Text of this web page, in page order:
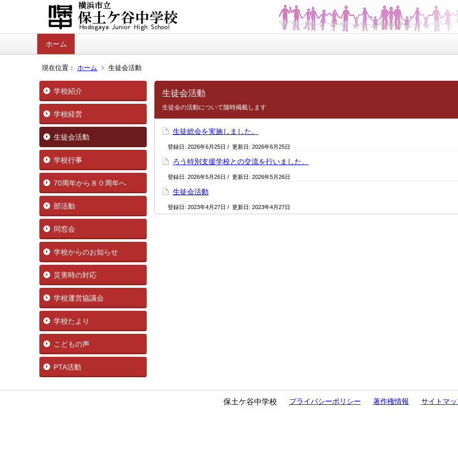
ホーム
現在位置： ホーム 生徒会活動
学校紹介
学校経営
生徒会活動
学校行事
70周年から８０周年へ
部活動
同窓会
学校からのお知らせ
災害時の対応
学校運営協議会
学校たより
こどもの声
PTA活動
生徒会活動
生徒会の活動について随時掲載します
生徒総会を実施しました。
登録日: 2026年6月25日 / 更新日: 2026年6月25日
ろう特別支援学校との交流を行いました。
登録日: 2026年5月26日 / 更新日: 2026年5月26日
生徒会活動
登録日: 2023年4月27日 / 更新日: 2023年4月27日
保土ケ谷中学校 プライバシーポリシー 著作権情報 サイトマ